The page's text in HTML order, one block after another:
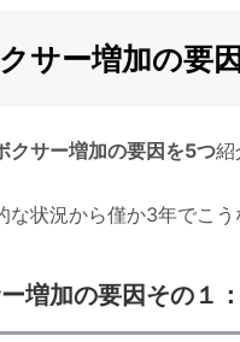
サー増加の要因
クサー増加の要因を5つ紹
な状況から僅か3年でこ
増加の要因その１